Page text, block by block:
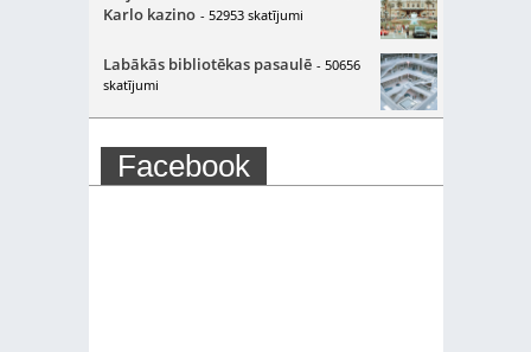
Karlo kazino - 52953 skatījumi
Labākās bibliotēkas pasaulē - 50656
skatījumi
Facebook